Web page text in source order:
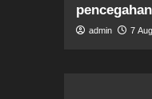
admin 7